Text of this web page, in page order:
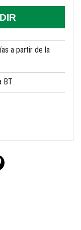
a partir de la
BT